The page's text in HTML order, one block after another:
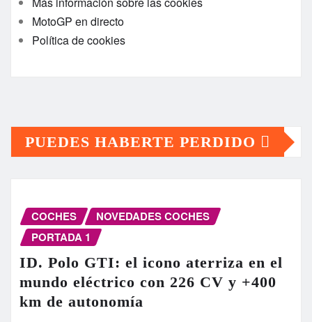
MotoGP en directo
Política de cookies
PUEDES HABERTE PERDIDO
COCHES
NOVEDADES COCHES
PORTADA 1
ID. Polo GTI: el icono aterriza en el
mundo eléctrico con 226 CV y +400
km de autonomía